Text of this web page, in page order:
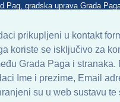
prikupljeni u kontakt
koriste se isključivo za
Grada Paga i stranaka.
Ime i prezime, Email
su u web sustavu te
Pag, gradska uprava Grada
Impressum
Sitemap
RSS